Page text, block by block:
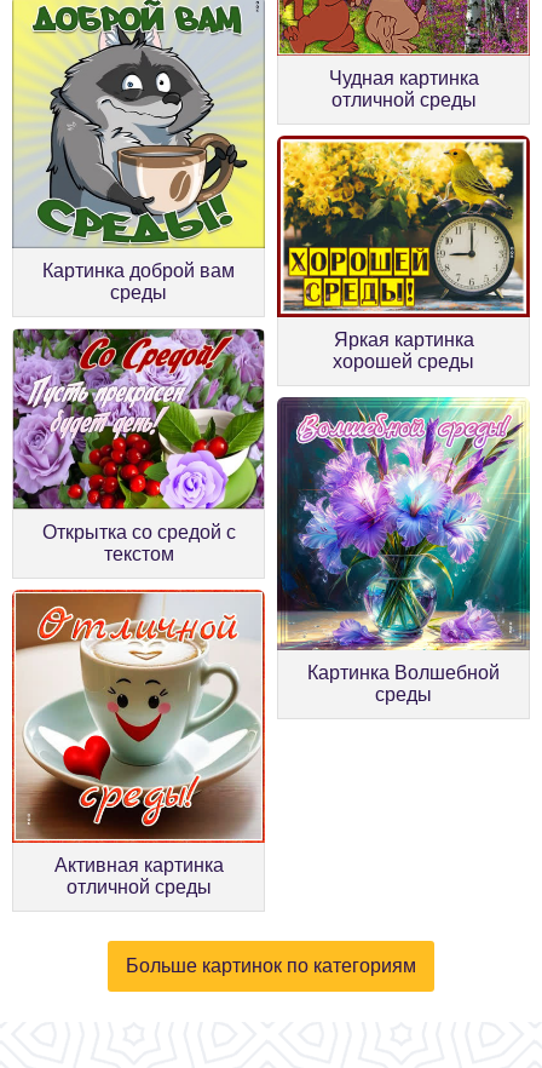
Картинка доброй вам
среды
Чудная картинка
отличной среды
Открытка со средой с
текстом
Яркая картинка
хорошей среды
Активная картинка
отличной среды
Картинка Волшебной
среды
Больше картинок по категориям